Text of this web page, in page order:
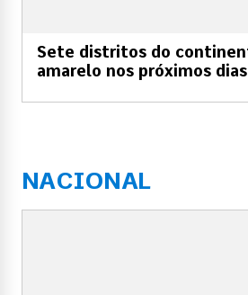
Sete distritos do
amarelo nos próximos
NACIONAL